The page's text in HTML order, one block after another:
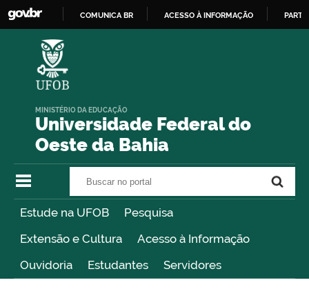
COMUNICA BR ACESSO À INFORMAÇÃO
Universidade Federal do
Oeste da Bahia
MINISTÉRIO DA EDUCAÇÃO
Estude na UFOB
Pesquisa
Extensão e Cultura
Acesso à Informação
Ouvidoria
Estudantes Servidores